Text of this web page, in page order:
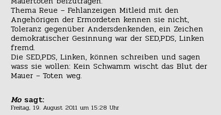
Thema Reue – Fehlanzeigen Mitleid mit den
Angehörigen der Ermordeten kennen sie nicht,
Toleranz gegenüber Andersdenkenden, ein Zeichen
demokratischer Gesinnung war der SED,PDS, Linken
fremd.
Die SED,PDS, Linken, können schreiben und sagen
wass sie wollen: Kein Schwamm wischt das Blut der
Mauer – Toten weg.
Mo sagt:
Freitag, 19. August 2011 um 15:28 Uhr